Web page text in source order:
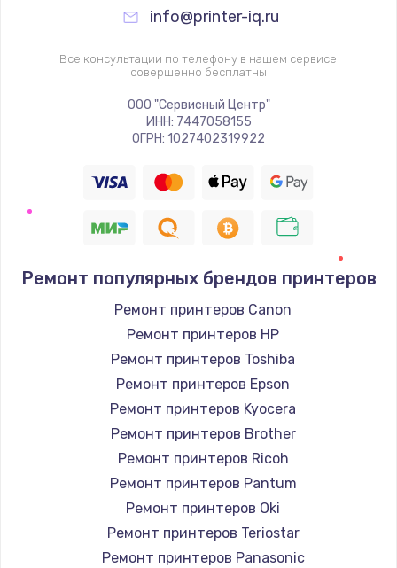
info@printer-iq.ru
Все консультации по телефону в нашем сервисе
совершенно бесплатны
ООО "Сервисный Центр"
ИНН: 7447058155
ОГРН: 1027402319922
Ремонт популярных брендов принтеров
Ремонт принтеров Canon
Ремонт принтеров HP
Ремонт принтеров Toshiba
Ремонт принтеров Epson
Ремонт принтеров Kyocera
Ремонт принтеров Brother
Ремонт принтеров Ricoh
Ремонт принтеров Pantum
Ремонт принтеров Oki
Ремонт принтеров Teriostar
Ремонт принтеров Panasonic